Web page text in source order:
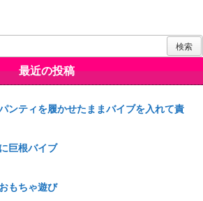
最近の投稿
ンティを履かせたままバイブを入れて責
巨根バイブ
もちゃ遊び